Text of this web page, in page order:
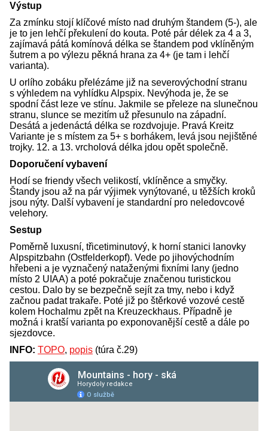
Výstup
Za zmínku stojí klíčové místo nad druhým štandem (5-), ale
je to jen lehčí překulení do kouta. Poté pár délek za 4 a 3,
zajímavá pátá komínová délka se štandem pod vklíněným
šutrem a po výlezu pěkná hrana za 4+ (je tam i lehčí
varianta).
U orlího zobáku přelézáme již na severovýchodní stranu
s výhledem na vyhlídku Alpspix. Nevýhoda je, že se
spodní část leze ve stínu. Jakmile se přeleze na slunečnou
stranu, slunce se mezitím už přesunulo na západní.
Desátá a jedenáctá délka se rozdvojuje. Pravá Kreitz
Variante je s místem za 5+ s borhákem, levá jsou nejištěné
trojky. 12. a 13. vrcholová délka jdou opět společně.
Doporučení vybavení
Hodí se friendy všech velikostí, vklíněnce a smyčky.
Štandy jsou až na pár výjimek vynýtované, u těžších kroků
jsou nýty. Další vybavení je standardní pro neledovcové
velehory.
Sestup
Poměrně luxusní, třicetiminutový, k horní stanici lanovky
Alpspitzbahn (Ostfelderkopf). Vede po jihovýchodním
hřebeni a je vyznačený nataženými fixními lany (jedno
místo 2 UIAA) a poté pokračuje značenou turistickou
cestou. Dalo by se bezpečně sejít za tmy, nebo i když
začnou padat trakaře. Poté již po štěrkové vozové cestě
kolem Hochalmu zpět na Kreuzeckhaus. Případně je
možná i kratší varianta po exponovanější cestě a dále po
sjezdovce.
INFO: TOPO, popis (túra č.29)